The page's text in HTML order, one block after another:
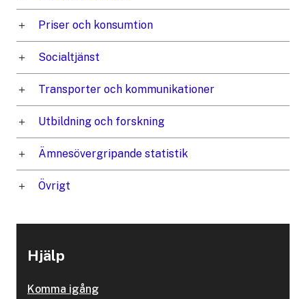
Priser och konsumtion
Socialtjänst
Transporter och kommunikationer
Utbildning och forskning
Ämnesövergripande statistik
Övrigt
Hjälp
Komma igång